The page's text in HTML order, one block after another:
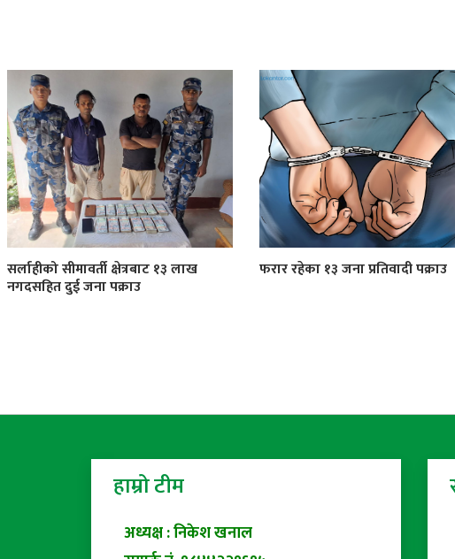
सर्लाहीको सीमावर्ती क्षेत्रबाट १३ लाख
नगदसहित दुई जना पक्राउ
फरार रहेका १३ जना प्रतिवादी पक्राउ
हाम्रो टीम
अध्यक्ष : निकेश खनाल